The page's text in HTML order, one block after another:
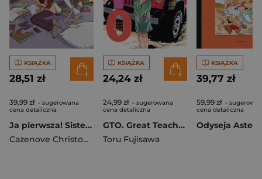
KSIĄŻKA
28,51 zł
39,99 zł - sugerowana
cena detaliczna
Ja pierwsza! Sisters. Tom 20
Cazenove Christophe
KSIĄŻKA
24,24 zł
24,99 zł - sugerowana
cena detaliczna
GTO. Great Teacher Onizuka. Nowa edycja. Tom 21
Toru Fujisawa
KSIĄŻKA
39,77 zł
59,99 zł -
cena detaliczna